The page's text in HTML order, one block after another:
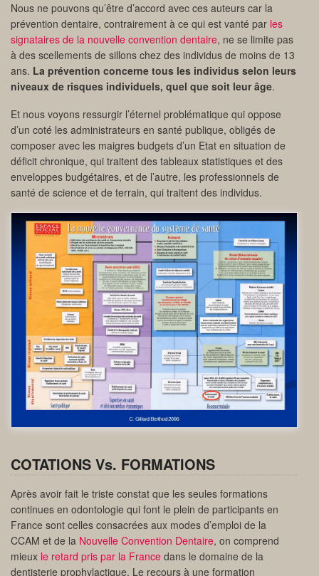
Nous ne pouvons qu’être d’accord avec ces auteurs car la
prévention dentaire, contrairement à ce qui est vanté par les
signataires de la nouvelle convention dentaire, ne se limite pas
à des scellements de sillons chez des individus de moins de 13
ans. La prévention concerne tous les individus selon leurs
niveaux de risques individuels, quel que soit leur âge.
Et nous voyons ressurgir l’éternel problématique qui oppose
d’un coté les administrateurs en santé publique, obligés de
composer avec les maigres budgets d’un Etat en situation de
déficit chronique, qui traitent des tableaux statistiques et des
enveloppes budgétaires, et de l’autre, les professionnels de
santé de science et de terrain, qui traitent des individus.
COTATIONS Vs. FORMATIONS
Après avoir fait le triste constat que les seules formations
continues en odontologie qui font le plein de participants en
France sont celles consacrées aux modes d’emploi de la
CCAM et de la Nouvelle Convention Dentaire, on comprend
mieux le retard pris par la France dans le domaine de la
dentisterie prophylactique. Le recours à une formation